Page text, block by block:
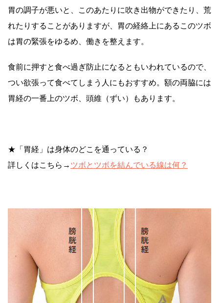
胃の調子が悪いと、このあたりに吹き出物ができたり、荒
れたりすることがありますが、胃の経絡上にあるこのツボ
は胃の緊張をゆるめ、働きを整えます。
食前に押すと食べ過ぎ防止になるともいわれているので、
つい欲張って食べてしまう人にもおすすめ。額の両脇には
胃経の一番上のツボ、頭維（ずい）もあります。
★「胃経」は身体のどこを通っている？
詳しくはこちら→ ツボとツボを結んでいる線は何？